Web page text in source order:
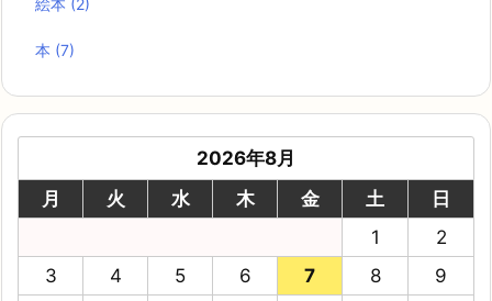
絵本 (2)
本 (7)
2026年8月
月
火 水 木 金 土
日
1
2
3
4 5 6 7 8
9